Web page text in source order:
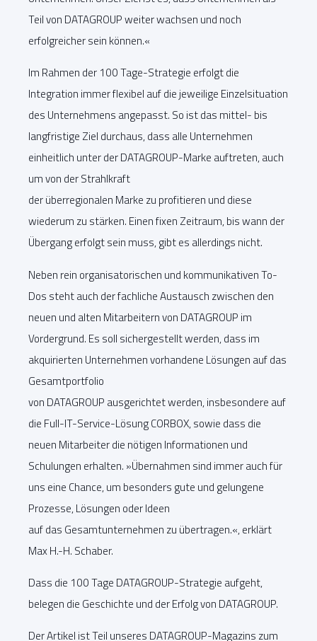
Teil von DATAGROUP weiter wachsen und noch
erfolgreicher sein können.«
Im Rahmen der 100 Tage-Strategie erfolgt die
Integration immer flexibel auf die jeweilige Einzelsituation
des Unternehmens angepasst. So ist das mittel- bis
langfristige Ziel durchaus, dass alle Unternehmen
einheitlich unter der DATAGROUP-Marke auftreten, auch
um von der Strahlkraft
der überregionalen Marke zu profitieren und diese
wiederum zu stärken. Einen fixen Zeitraum, bis wann der
Übergang erfolgt sein muss, gibt es allerdings nicht.
Neben rein organisatorischen und kommunikativen To-
Dos steht auch der fachliche Austausch zwischen den
neuen und alten Mitarbeitern von DATAGROUP im
Vordergrund. Es soll sichergestellt werden, dass im
akquirierten Unternehmen vorhandene Lösungen auf das
Gesamtportfolio
von DATAGROUP ausgerichtet werden, insbesondere auf
die Full-IT-Service-Lösung CORBOX, sowie dass die
neuen Mitarbeiter die nötigen Informationen und
Schulungen erhalten. »Übernahmen sind immer auch für
uns eine Chance, um besonders gute und gelungene
Prozesse, Lösungen oder Ideen
auf das Gesamtunternehmen zu übertragen.«, erklärt
Max H.-H. Schaber.
Dass die 100 Tage DATAGROUP-Strategie aufgeht,
belegen die Geschichte und der Erfolg von DATAGROUP.
Der Artikel ist Teil unseres DATAGROUP-Magazins zum